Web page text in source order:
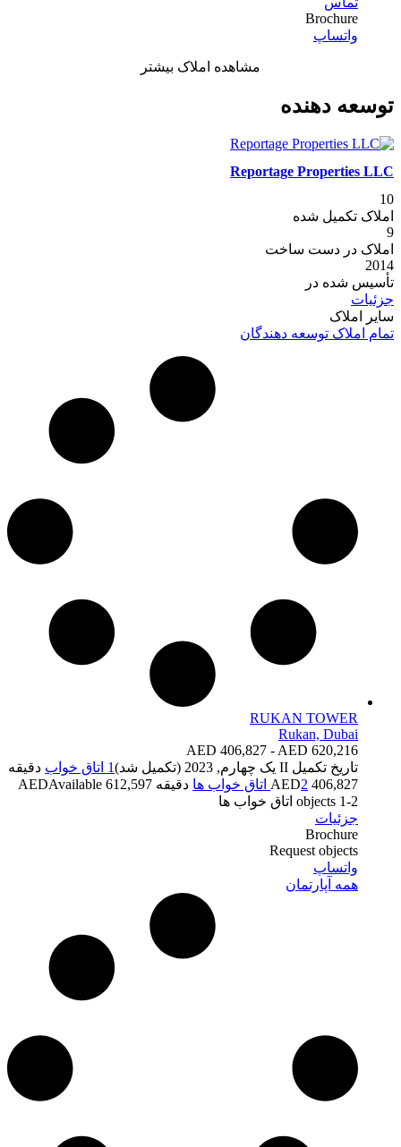
Brochure
واتساپ
مشاهده املاک بیشتر
توسعه دهنده
Reportage Properties LLC
10
املاک تکمیل شده
9
املاک در دست ساخت
2014
تأسیس شده در
جزئیات
سایر املاک
تمام املاک توسعه دهندگان
RUKAN TOWER
Rukan, Dubai
AED 406,827 - AED 620,216
تاریخ تکمیل II یک چهارم, 2023 (تکمیل شد) 1 اتاق خواب
دقیقه
406,827 AED 2 اتاق خواب ها دقیقه 612,597 AED
Available
objects 1-2 اتاق خواب ها
جزئیات
Brochure
Request objects
واتساپ
همه آپارتمان